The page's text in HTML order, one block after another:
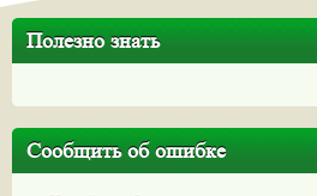
Полезно знать
Сообщить об ошибке